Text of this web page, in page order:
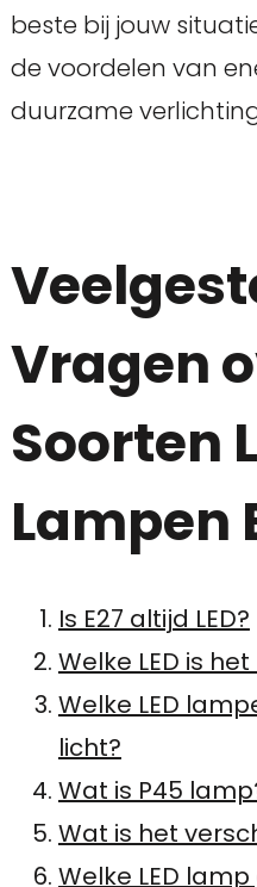
beste bij jouw
de voordelen van
duurzame
Vragen
Soorten
Lampen
Is E27 altijd LED?
Welke LED is
Welke LED
licht?
Wat is P45
Wat is het
Welke LED